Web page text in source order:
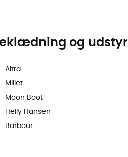
og udstyr
Altra
Millet
Moon Boot
Helly Hansen
Barbour